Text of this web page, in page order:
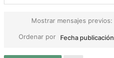
Mostrar mensajes previos:
Ordenar por
Fecha publicación